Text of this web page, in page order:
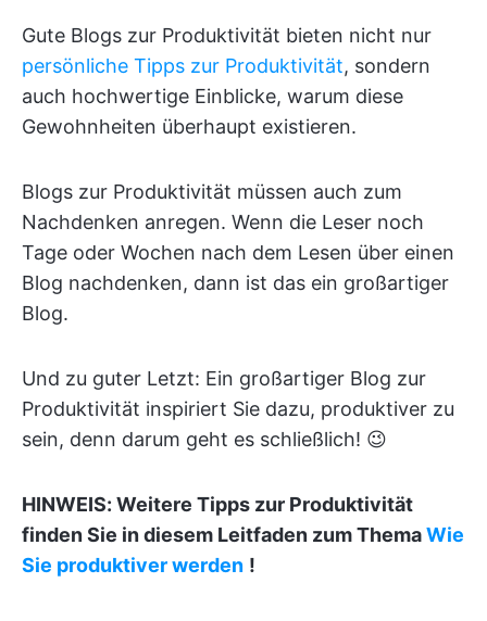
Gute Blogs zur Produktivität bieten nicht nur
persönliche Tipps zur Produktivität, sondern
auch hochwertige Einblicke, warum diese
Gewohnheiten überhaupt existieren.
Blogs zur Produktivität müssen auch zum
Nachdenken anregen. Wenn die Leser noch
Tage oder Wochen nach dem Lesen über einen
Blog nachdenken, dann ist das ein großartiger
Blog.
Und zu guter Letzt: Ein großartiger Blog zur
Produktivität inspiriert Sie dazu, produktiver zu
sein, denn darum geht es schließlich! 😉
HINWEIS: Weitere Tipps zur Produktivität
finden Sie in diesem Leitfaden zum ThemaWie
Sie produktiver werden !